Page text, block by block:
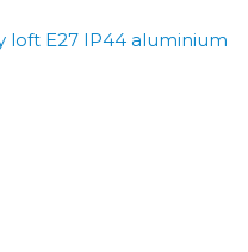
loft E27 IP44 aluminium